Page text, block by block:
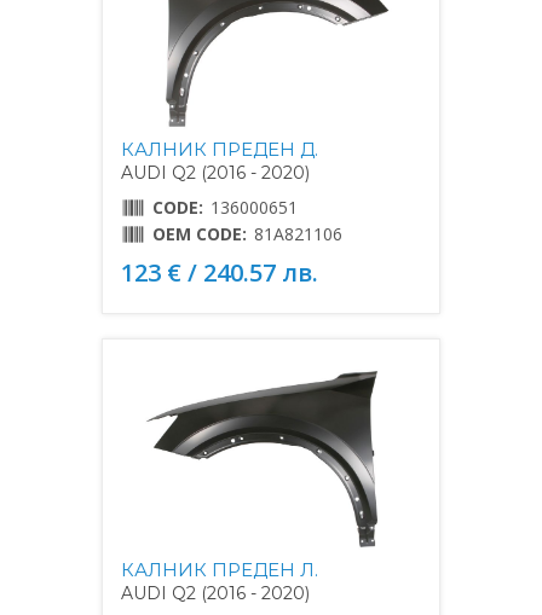
КАЛНИК ПРЕДЕН Д.
AUDI Q2 (2016 - 2020)
CODE: 136000651
OEM CODE: 81A821106
123 € / 240.57 лв.
КАЛНИК ПРЕДЕН Л.
AUDI Q2 (2016 - 2020)